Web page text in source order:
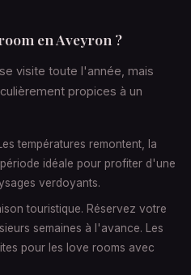
en Aveyron ?
visite toute l'année, mais
propices à un
températures remontent, la
idéale pour profiter d'une
verdoyants.
touristique. Réservez votre
semaines à l'avance. Les
pour les love rooms avec